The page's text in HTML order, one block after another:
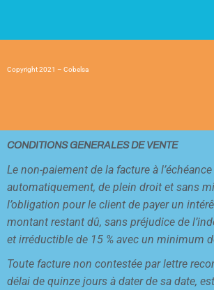
Copyright 2021 – Cobelsa
CONDITIONS GENERALES DE VENTE
Le non-paiement de la facture à
automatiquement, de plein droit et sans
l’obligation pour le client de payer un
montant restant dû, sans préjudice de
et irréductible de 15 % avec un minimum
Toute facture non contestée par lettre
délai de quinze jours à dater de sa date,